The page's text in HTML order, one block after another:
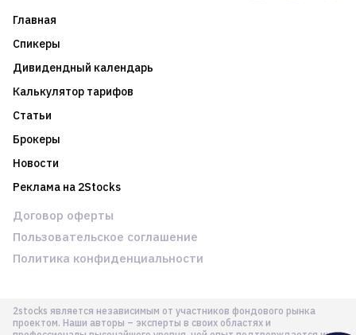
Главная
Спикеры
Дивидендный календарь
Калькулятор тарифов
Статьи
Брокеры
Новости
Реклама на 2Stocks
2stocks является независимым от участников фондового рынка
проектом. Наши авторы – эксперты в своих областях и
Договор оферты
Пользовательское соглашение
Политика конфиденциальности